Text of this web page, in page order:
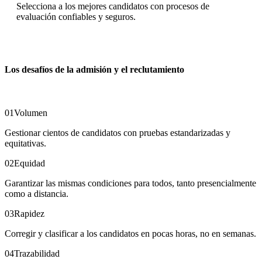
Selecciona a los mejores candidatos con procesos de
evaluación confiables y seguros.
Los desafíos de la admisión y el reclutamiento
01Volumen
Gestionar cientos de candidatos con pruebas estandarizadas y
equitativas.
02Equidad
Garantizar las mismas condiciones para todos, tanto presencialmente
como a distancia.
03Rapidez
Corregir y clasificar a los candidatos en pocas horas, no en semanas.
04Trazabilidad